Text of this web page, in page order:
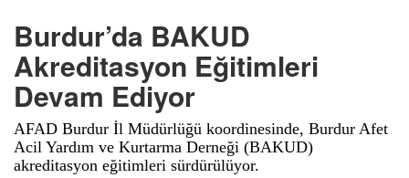
Burdur’da BAKUD
Akreditasyon Eğitimleri
Devam Ediyor
AFAD Burdur İl Müdürlüğü koordinesinde, Burdur Afet
Acil Yardım ve Kurtarma Derneği (BAKUD)
akreditasyon eğitimleri sürdürülüyor.